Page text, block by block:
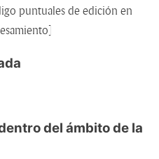
puntuales de edición en
del ámbito de la